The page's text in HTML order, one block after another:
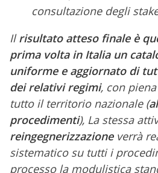
consultazione degli
Ilrisultato atteso finale è
prima volta in Italia un
uniforme e aggiornato di
dei relativi regimi, con
tutto il territorio nazionale (
procedimenti), La stessa
reingegnerizzazioneverrà
sistematico su tutti i
processo la modulistica